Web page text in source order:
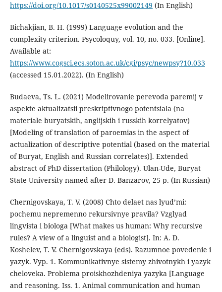
https://doi.org/10.1017/s0140525x99002149 (In English)
Bichakjian, B. H. (1999) Language evolution and the
complexity criterion. Psycoloquy, vol. 10, no. 033. [Online].
Available at:
https://www.cogsci.ecs.soton.ac.uk/cgi/psyc/newpsy?10.033
(accessed 15.01.2022). (In English)
Budaeva, Ts. L. (2021) Modelirovanie perevoda paremij v
aspekte aktualizatsii preskriptivnogo potentsiala (na
materiale buryatskih, anglijskih i russkih korrelyatov)
[Modeling of translation of paroemias in the aspect of
actualization of descriptive potential (based on the material
of Buryat, English and Russian correlates)]. Extended
abstract of PhD dissertation (Philology). Ulan-Ude, Buryat
State University named after D. Banzarov, 25 p. (In Russian)
Chernigovskaya, T. V. (2008) Chto delaet nas lyud’mi:
pochemu nepremenno rekursivnye pravila? Vzglyad
lingvista i biologa [What makes us human: Why recursive
rules? A view of a linguist and a biologist]. In: A. D.
Koshelev, T. V. Chernigovskaya (eds). Razumnoe povedenie i
yazyk. Vyp. 1. Kommunikativnye sistemy zhivotnykh i yazyk
cheloveka. Problema proiskhozhdeniya yazyka [Language
and reasoning. Iss. 1. Animal communication and human